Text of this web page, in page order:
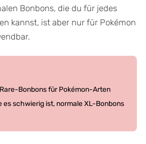
Bonbons, die du für jedes
kannst, ist aber nur für Pokémon
Bonbons für Pokémon-Arten
es schwierig ist, normale XL-Bonbons